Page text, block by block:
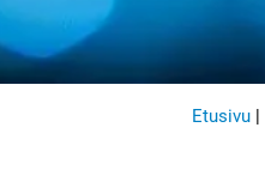
Etusivu |